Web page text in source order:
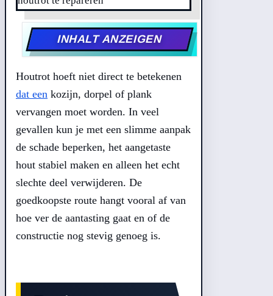
INHALT ANZEIGEN
Houtrot hoeft niet direct te betekenen
dat een kozijn, dorpel of plank
vervangen moet worden. In veel
gevallen kun je met een slimme aanpak
de schade beperken, het aangetaste
hout stabiel maken en alleen het echt
slechte deel verwijderen. De
goedkoopste route hangt vooral af van
hoe ver de aantasting gaat en of de
constructie nog stevig genoeg is.